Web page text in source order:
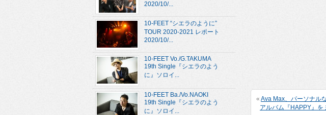
« Ava Max、パーソナル
アルバム『HAPPY』を
2020/10/...
10-FEET “シエラのように”
TOUR 2020-2021 レポート
2020/10/...
10-FEET Vo./G.TAKUMA
19th Single『シエラのよう
に』ソロイ...
10-FEET Ba./Vo.NAOKI
19th Single『シエラのよう
に』ソロイ...